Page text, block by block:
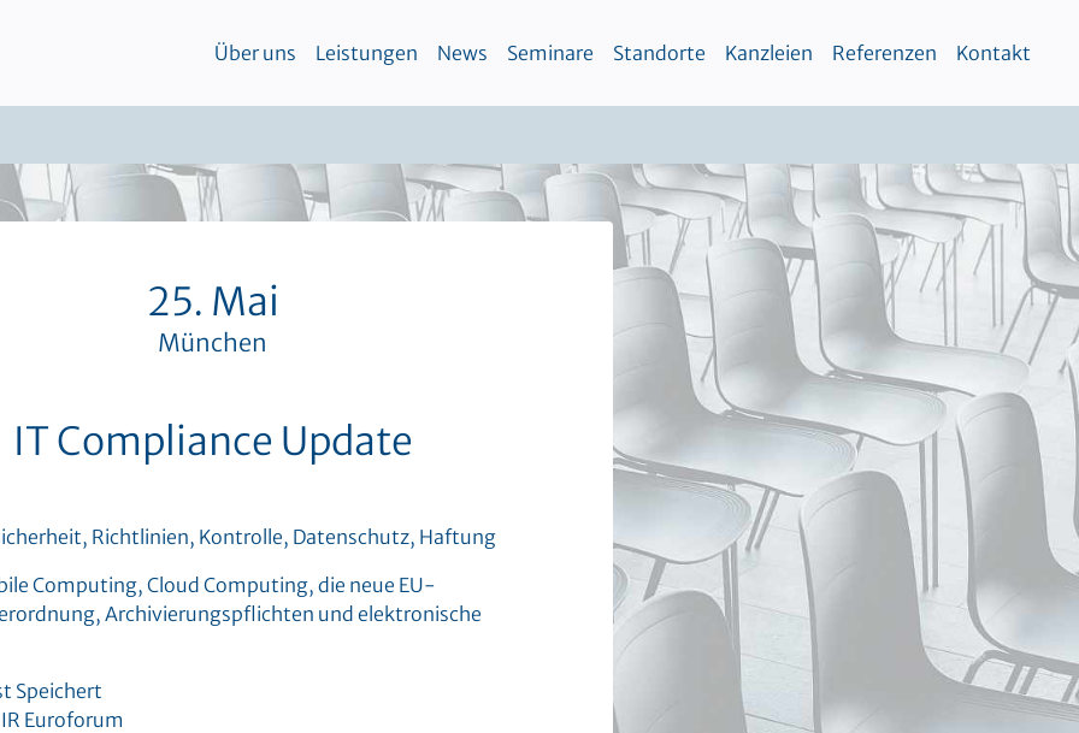
Über uns Leistungen News Seminare Standorte Kanzleien Referenzen Kontakt
25. Mai
München
IT Compliance Update
Richtlinien, Kontrolle, Datenschutz, Haftung
Computing, Cloud Computing, die neue EU-
Archivierungspflichten und elektronische
Speichert
Euroforum